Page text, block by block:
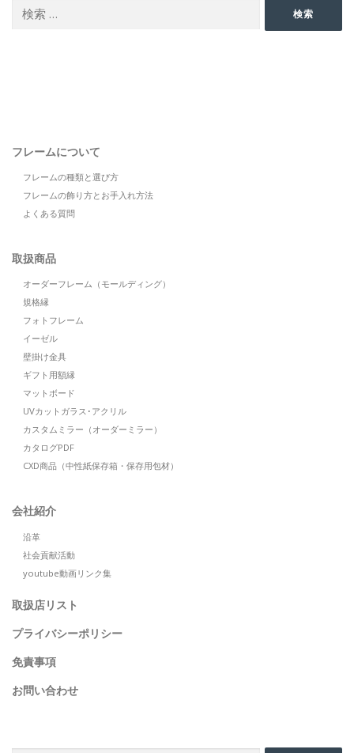
索:
検索
フレームについて
フレームの種類と選び方
フレームの飾り方とお手入れ方法
よくある質問
取扱商品
オーダーフレーム（モールディング）
規格縁
フォトフレーム
イーゼル
壁掛け金具
ギフト用額縁
マットボード
UVカットガラス･アクリル
カスタムミラー（オーダーミラー）
カタログPDF
CXD商品（中性紙保存箱・保存用包材）
会社紹介
沿革
社会貢献活動
youtube動画リンク集
取扱店リスト
プライバシーポリシー
免責事項
お問い合わせ